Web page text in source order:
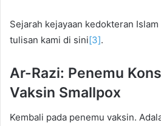
Sejarah kejayaan kedokteran
tulisan kami di sini[3].
Ar-Razi: Penemu
Vaksin Smallpox
Kembali pada penemu vaksin.